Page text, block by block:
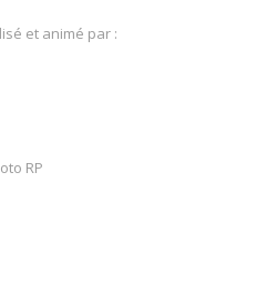
et animé par :
RP